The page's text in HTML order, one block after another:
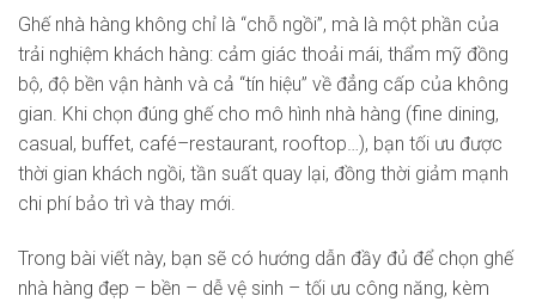
Ghế nhà hàng không chỉ là “chỗ ngồi”, mà là một phần của
trải nghiệm khách hàng: cảm giác thoải mái, thẩm mỹ đồng
bộ, độ bền vận hành và cả “tín hiệu” về đẳng cấp của không
gian. Khi chọn đúng ghế cho mô hình nhà hàng (fine dining,
casual, buffet, café–restaurant, rooftop…), bạn tối ưu được
thời gian khách ngồi, tần suất quay lại, đồng thời giảm mạnh
chi phí bảo trì và thay mới.
Trong bài viết này, bạn sẽ có hướng dẫn đầy đủ để chọn ghế
nhà hàng đẹp – bền – dễ vệ sinh – tối ưu công năng, kèm